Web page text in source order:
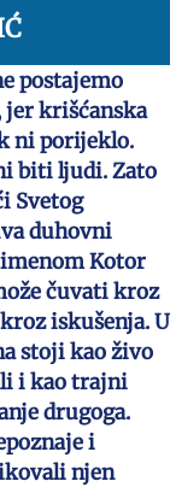
postajemo
krišćanska
ni porijeklo.
biti ljudi. Zato
Svetog
duhovni
Kotor
čuvati kroz
iskušenja. U
stoji kao živo
i kao trajni
drugoga.
i
njen